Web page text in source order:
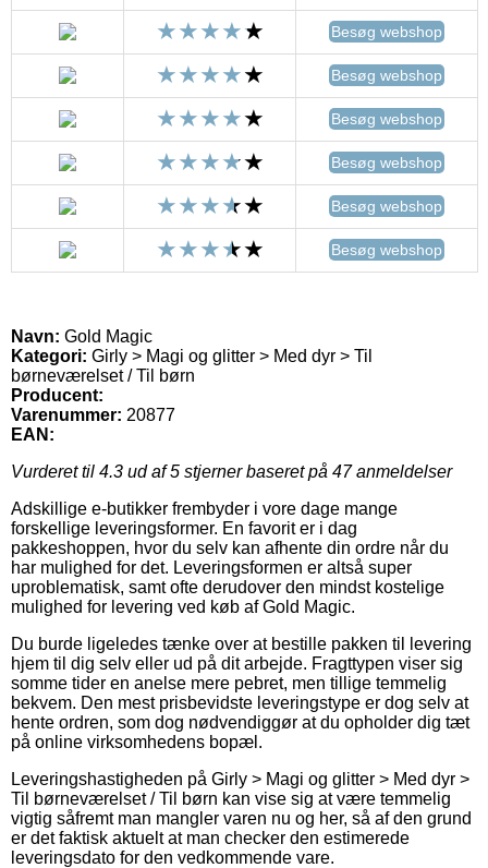
Besøg webshop
Besøg webshop
Besøg webshop
Besøg webshop
Besøg webshop
Besøg webshop
Navn: Gold Magic
Kategori: Girly > Magi og glitter > Med dyr > Til
børneværelset / Til børn
Producent:
Varenummer: 20877
EAN:
Vurderet til 4.3 ud af 5 stjerner baseret på 47anmeldelser
Adskillige e-butikker frembyder i vore dage mange
forskellige leveringsformer. En favorit er i dag
pakkeshoppen, hvor du selv kan afhente din ordre når du
har mulighed for det. Leveringsformen er altså super
uproblematisk, samt ofte derudover den mindst kostelige
mulighed for levering ved køb af Gold Magic.
Du burde ligeledes tænke over at bestille pakken til levering
hjem til dig selv eller ud på dit arbejde. Fragttypen viser sig
somme tider en anelse mere pebret, men tillige temmelig
bekvem. Den mest prisbevidste leveringstype er dog selv at
hente ordren, som dog nødvendiggør at du opholder dig tæt
på online virksomhedens bopæl.
Leveringshastigheden på Girly > Magi og glitter > Med dyr >
Til børneværelset / Til børn kan vise sig at være temmelig
vigtig såfremt man mangler varen nu og her, så af den grund
er det faktisk aktuelt at man checker den estimerede
leveringsdato for den vedkommende vare.